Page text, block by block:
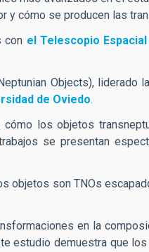
cómo se producen las
con el Telescopio
Objects), liderado la
de Oviedo.
cómo los objetos
se presentan
objetos son TNOs
en la
estudio demuestra que